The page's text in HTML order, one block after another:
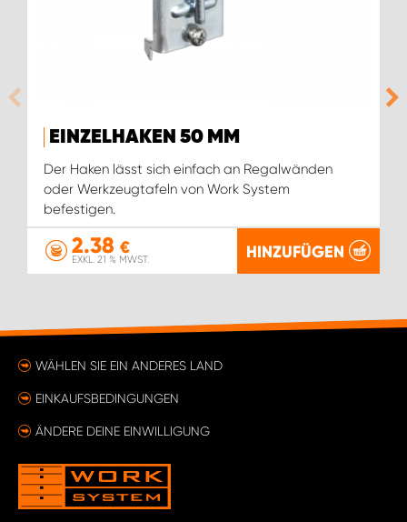
EINZELHAKEN 50 MM
Der Haken lässt sich einfach an Regalwänden
oder Werkzeugtafeln von Work System
befestigen.
2.38 €
EXKL. 21 % MWST. HINZUFÜGEN
WÄHLEN SIE EIN ANDERES LAND
EINKAUFSBEDINGUNGEN
ÄNDERE DEINE EINWILLIGUNG